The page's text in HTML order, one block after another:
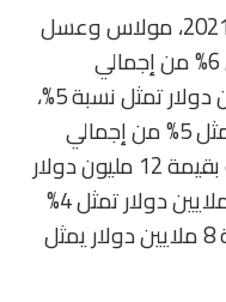
كما صدرت مصر لأمريكا في عام 2021، مولاس وعسل
أسود بقيمة 14 مليون دولار تمثل 6% من إجمالي
الصادرات، وعصائر بقيمة 12 مليون دولار تمثل نسبة 5%،
وأسماك بقيمة 12 مليون دولار تمثل 5% من إجمالي
الصادرات، وزيوت ومنتجات عطرية بقيمة 12 مليون دولار
تمثل نسبة 5%، وخمائر بقيمة 10 ملايين دولار تمثل 4%
من إجمالي الصادرات، وملح بقيمة 8 ملايين دولار يمثل